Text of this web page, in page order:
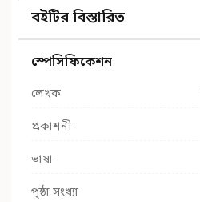
বইটির বিস্তারিত
স্পেসিফিকেশন
লেখক
প্রকাশনী
ভাষা
পৃষ্ঠা সংখ্যা